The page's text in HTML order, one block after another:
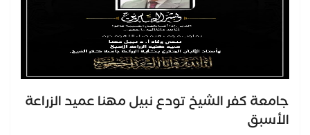
جامعة كفر الشيخ تودع نبيل مهنا عميد الزراعة
الأسبق